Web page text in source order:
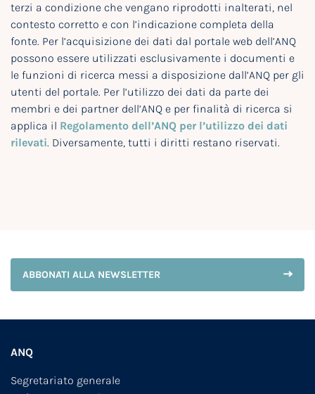
terzi a condizione che vengano riprodotti inalterati, nel
contesto corretto e con l’indicazione completa della
fonte. Per l’acquisizione dei dati dal portale web dell’ANQ
possono essere utilizzati esclusivamente i documenti e
le funzioni di ricerca messi a disposizione dall’ANQ per gli
utenti del portale. Per l’utilizzo dei dati da parte dei
membri e dei partner dell’ANQ e per finalità di ricerca si
applica il Regolamento dell’ANQ per l’utilizzo dei dati
rilevati. Diversamente, tutti i diritti restano riservati.
ABBONATI ALLA NEWSLETTER
ANQ
Segretariato generale